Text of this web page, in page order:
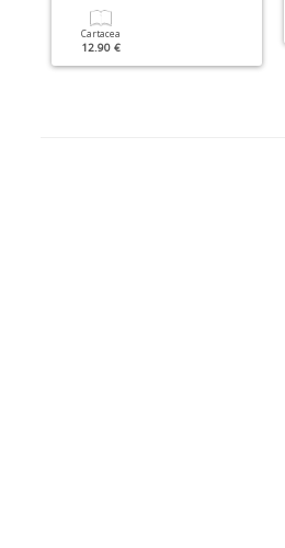
Cartacea
12.90 €